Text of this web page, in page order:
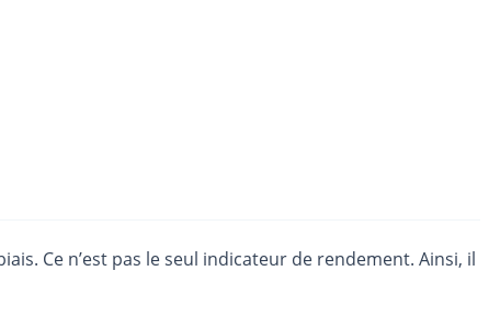
Ce n’est pas le seul indicateur de rendement. Ainsi, il